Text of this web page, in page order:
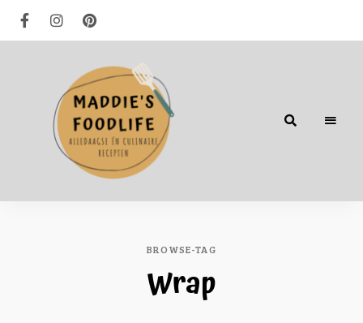
Alledaagse
BROWSE-TAG
Wrap